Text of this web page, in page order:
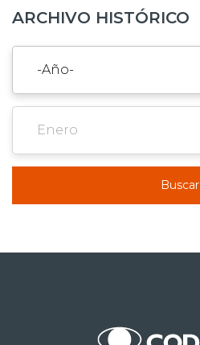
ARCHIVO HISTÓRICO
Buscar